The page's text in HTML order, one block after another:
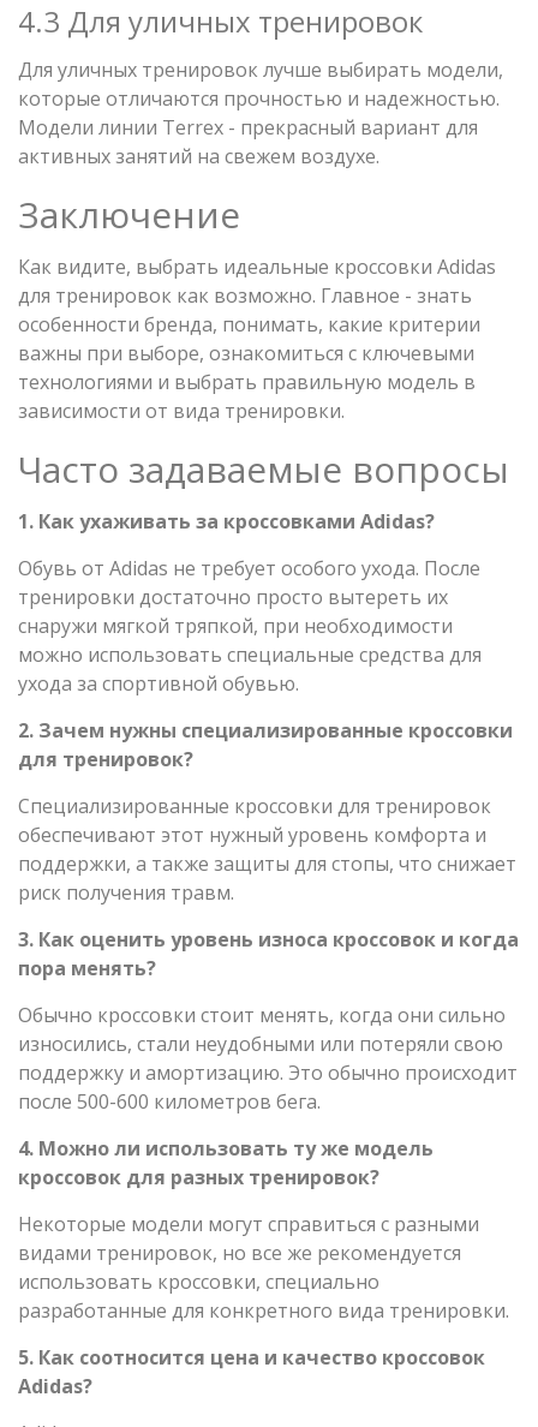
4.3 Для уличных тренировок
Для уличных тренировок лучше выбирать модели,
которые отличаются прочностью и надежностью.
Модели линии Terrex - прекрасный вариант для
активных занятий на свежем воздухе.
Заключение
Как видите, выбрать идеальные кроссовки Adidas
для тренировок как возможно. Главное - знать
особенности бренда, понимать, какие критерии
важны при выборе, ознакомиться с ключевыми
технологиями и выбрать правильную модель в
зависимости от вида тренировки.
Часто задаваемые вопросы
1. Как ухаживать за кроссовками Adidas?
Обувь от Adidas не требует особого ухода. После
тренировки достаточно просто вытереть их
снаружи мягкой тряпкой, при необходимости
можно использовать специальные средства для
ухода за спортивной обувью.
2. Зачем нужны специализированные кроссовки
для тренировок?
Специализированные кроссовки для тренировок
обеспечивают этот нужный уровень комфорта и
поддержки, а также защиты для стопы, что снижает
риск получения травм.
3. Как оценить уровень износа кроссовок и когда
пора менять?
Обычно кроссовки стоит менять, когда они сильно
износились, стали неудобными или потеряли свою
поддержку и амортизацию. Это обычно происходит
после 500-600 километров бега.
4. Можно ли использовать ту же модель
кроссовок для разных тренировок?
Некоторые модели могут справиться с разными
видами тренировок, но все же рекомендуется
использовать кроссовки, специально
разработанные для конкретного вида тренировки.
5. Как соотносится цена и качество кроссовок
Adidas?